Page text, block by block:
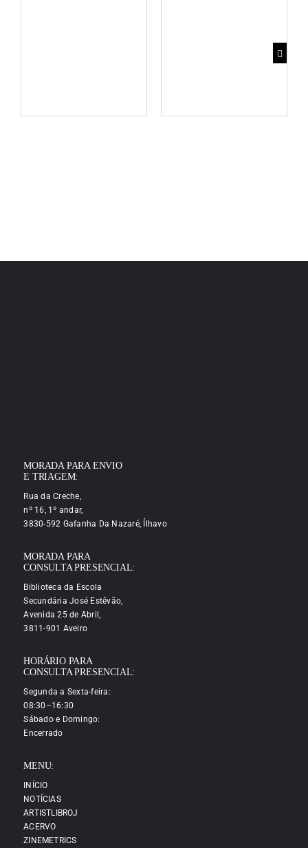
MORADA PARA ENVIO
E TRIAGEM:
Rua da Creche,
nº 16, 1º andar,
3830-592 Gafanha Da Nazaré, Ílhavo
MORADA PARA
CONSULTA PRESENCIAL:
Biblioteca da Escola
Secundária José Estêvão,
Avenida 25 de Abril,
3811-901 Aveiro
HORÁRIO PARA
CONSULTA PRESENCIAL:
Segunda a Sexta-feira:
08:30–16:30
Sábado e Domingo:
Encerrado
MENU:
INÍCIO
NOTÍCIAS
ARTISTLIBROJ
ACERVO
ZINEMETRICS